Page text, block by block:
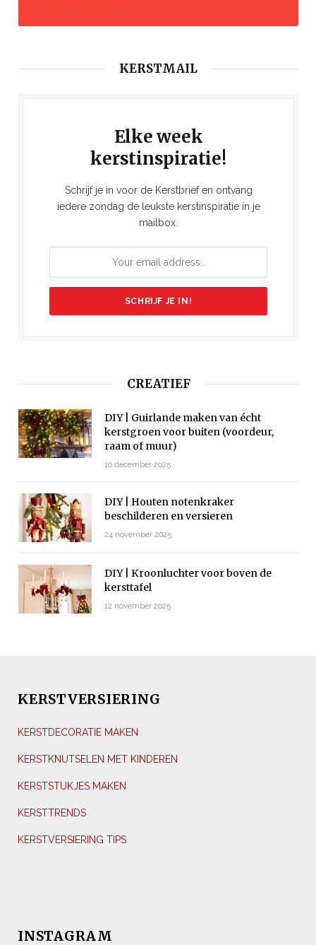
KERSTMAIL
Elke week
kerstinspiratie!
Schrijf je in voor de Kerstbrief en ontvang
iedere zondag de leukste kerstinspiratie in je
mailbox.
CREATIEF
DIY | Guirlande maken van écht
kerstgroen voor buiten (voordeur,
raam of muur)
10 december 2025
DIY | Houten notenkraker
beschilderen en versieren
24 november 2025
DIY | Kroonluchter voor boven de
kersttafel
12 november 2025
KERSTVERSIERING
KERSTDECORATIE MAKEN
KERSTKNUTSELEN MET KINDEREN
KERSTSTUKJES MAKEN
KERSTTRENDS
KERSTVERSIERING TIPS
INSTAGRAM